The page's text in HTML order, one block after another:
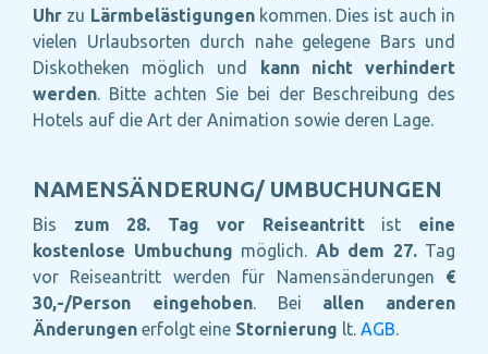
Uhr zu Lärmbelästigungenkommen. Dies ist auch in
vielen Urlaubsorten durch nahe gelegene Bars und
Diskotheken möglich und kann nicht verhindert
werden. Bitte achten Sie bei der Beschreibung des
Hotels auf die Art der Animation sowie deren Lage.
NAMENSÄNDERUNG/ UMBUCHUNGEN
Bis zum 28. Tag vor Reiseantrittist eine
kostenlose Umbuchung möglich. Ab dem 27.Tag
vor Reiseantritt werden für Namensänderungen €
30,-/Person eingehoben. Bei allen anderen
Änderungen erfolgt eine Stornierung lt. AGB.